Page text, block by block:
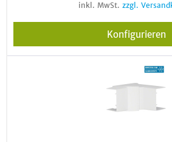
inkl. MwSt. zzgl.
Konfigurieren